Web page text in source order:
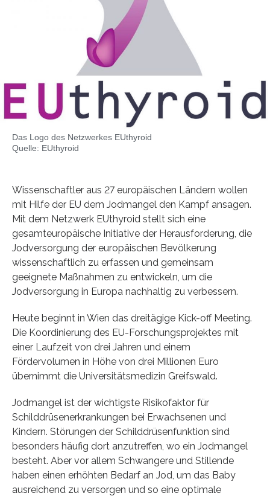
Das Logo des Netzwerkes EUthyroid
Quelle: EUthyroid
Wissenschaftler aus 27 europäischen Ländern wollen
mit Hilfe der EU dem Jodmangel den Kampf ansagen.
Mit dem Netzwerk EUthyroid stellt sich eine
gesamteuropäische Initiative der Herausforderung, die
Jodversorgung der europäischen Bevölkerung
wissenschaftlich zu erfassen und gemeinsam
geeignete Maßnahmen zu entwickeln, um die
Jodversorgung in Europa nachhaltig zu verbessern.
Heute beginnt in Wien das dreitägige Kick-off Meeting.
Die Koordinierung des EU-Forschungsprojektes mit
einer Laufzeit von drei Jahren und einem
Fördervolumen in Höhe von drei Millionen Euro
übernimmt die Universitätsmedizin Greifswald.
Jodmangel ist der wichtigste Risikofaktor für
Schilddrüsenerkrankungen bei Erwachsenen und
Kindern. Störungen der Schilddrüsenfunktion sind
besonders häufig dort anzutreffen, wo ein Jodmangel
besteht. Aber vor allem Schwangere und Stillende
haben einen erhöhten Bedarf an Jod, um das Baby
ausreichend zu versorgen und so eine optimale